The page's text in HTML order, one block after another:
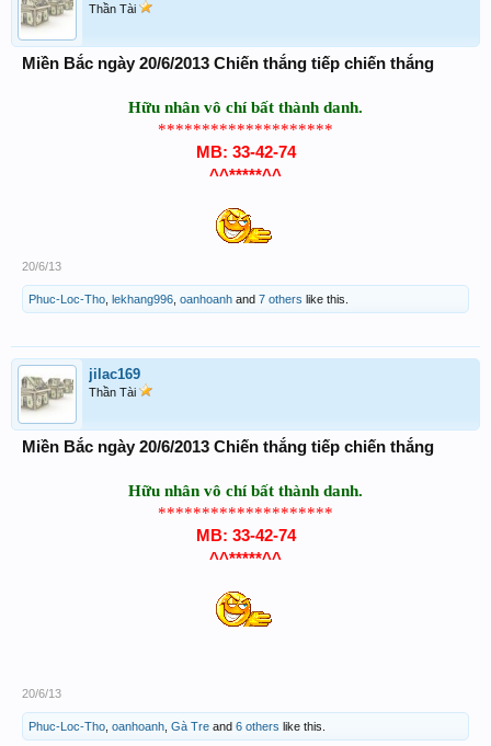
Thần Tài
Miền Bắc ngày 20/6/2013 Chiến thắng tiếp chiến thắng
Hữu nhân vô chí bất thành danh.
********************
MB: 33-42-74
^^*****^^
20/6/13
Phuc-Loc-Tho lekhang996 oanhoanh and 7 others like this.
jilac169
Thần Tài
Miền Bắc ngày 20/6/2013 Chiến thắng tiếp chiến thắng
Hữu nhân vô chí bất thành danh.
********************
MB: 33-42-74
^^*****^^
20/6/13
Phuc-Loc-Tho oanhoanh Gà Tre and 6 others like this.